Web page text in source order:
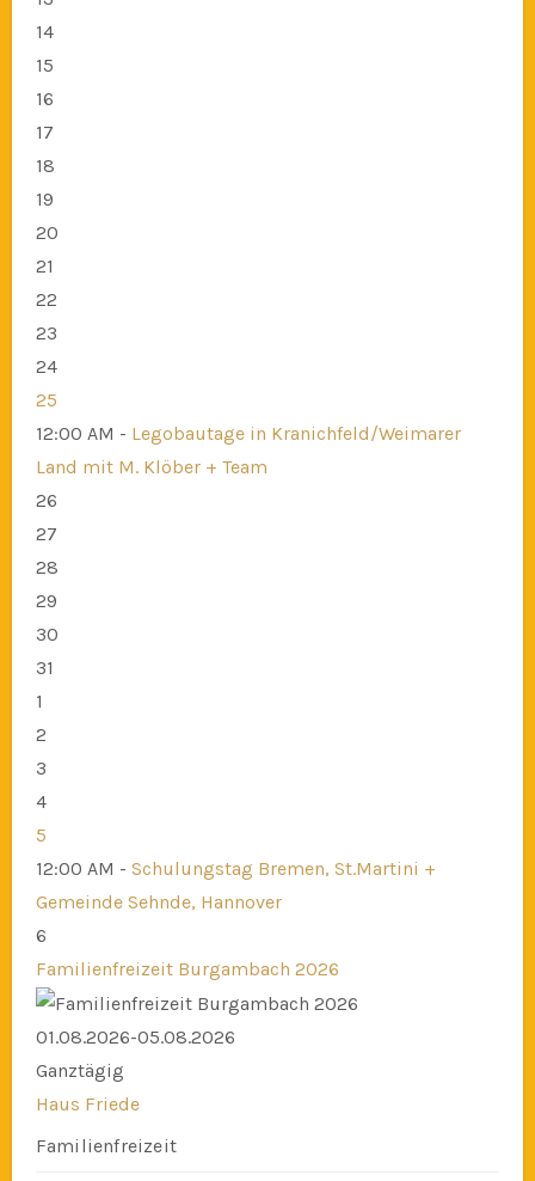
14
15
16
17
18
19
20
21
22
23
24
25
12:00 AM - Legobautage in Kranichfeld/Weimarer
Land mit M. Klöber + Team
26
27
28
29
30
31
1
2
3
4
5
12:00 AM - Schulungstag Bremen, St.Martini +
Gemeinde Sehnde, Hannover
6
Familienfreizeit Burgambach 2026
01.08.2026-05.08.2026
Ganztägig
Haus Friede
Familienfreizeit